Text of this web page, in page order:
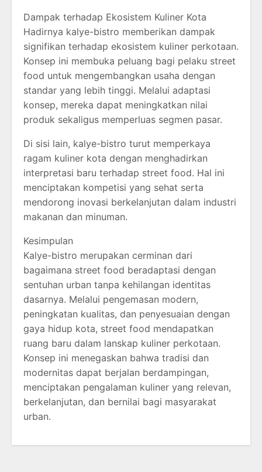
Dampak terhadap Ekosistem Kuliner Kota
Hadirnya kalye-bistro memberikan dampak
signifikan terhadap ekosistem kuliner perkotaan.
Konsep ini membuka peluang bagi pelaku street
food untuk mengembangkan usaha dengan
standar yang lebih tinggi. Melalui adaptasi
konsep, mereka dapat meningkatkan nilai
produk sekaligus memperluas segmen pasar.
Di sisi lain, kalye-bistro turut memperkaya
ragam kuliner kota dengan menghadirkan
interpretasi baru terhadap street food. Hal ini
menciptakan kompetisi yang sehat serta
mendorong inovasi berkelanjutan dalam industri
makanan dan minuman.
Kesimpulan
Kalye-bistro merupakan cerminan dari
bagaimana street food beradaptasi dengan
sentuhan urban tanpa kehilangan identitas
dasarnya. Melalui pengemasan modern,
peningkatan kualitas, dan penyesuaian dengan
gaya hidup kota, street food mendapatkan
ruang baru dalam lanskap kuliner perkotaan.
Konsep ini menegaskan bahwa tradisi dan
modernitas dapat berjalan berdampingan,
menciptakan pengalaman kuliner yang relevan,
berkelanjutan, dan bernilai bagi masyarakat
urban.